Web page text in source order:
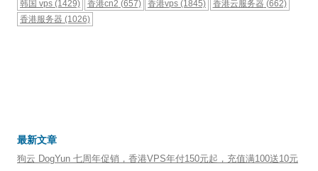
韩国 vps (1429) 香港cn2 (657) 香港vps (1845) 香港云服务器 (662)
香港服务器 (1026)
最新文章
狗云 DogYun 七周年促销，香港VPS年付150元起，充值满100送10元